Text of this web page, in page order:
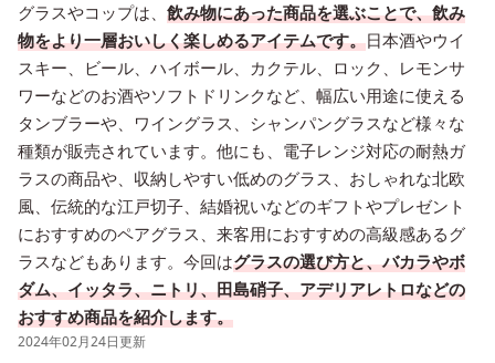
グラスやコップは、 飲み物にあった商品を選ぶことで、飲み
物をより一層おいしく楽しめるアイテムです。日本酒やウイ
スキー、ビール、ハイボール、カクテル、ロック、レモンサ
ワーなどのお酒やソフトドリンクなど、幅広い用途に使える
タンブラーや、ワイングラス、シャンパングラスなど様々な
種類が販売されています。他にも、電子レンジ対応の耐熱ガ
ラスの商品や、収納しやすい低めのグラス、おしゃれな北欧
風、伝統的な江戸切子、結婚祝いなどのギフトやプレゼント
におすすめのペアグラス、来客用におすすめの高級感あるグ
ラスなどもあります。今回はグラスの選び方と、バカラやボ
ダム、イッタラ、ニトリ、田島硝子、アデリアレトロなどの
おすすめ商品を紹介します。
2024年02月24日更新